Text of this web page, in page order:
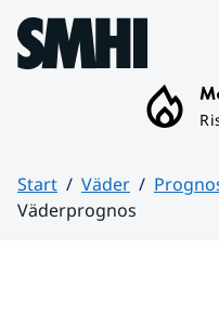
Hoppa till sidans innehåll
Start Väder
Väderprognos